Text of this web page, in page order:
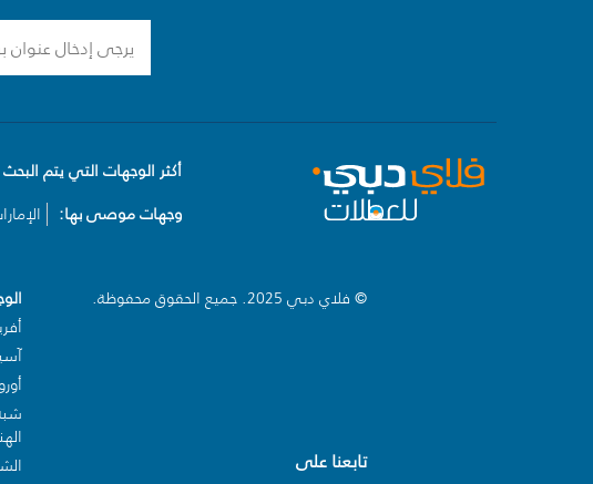
أكثر الوجهات التي يتم
وجهات موصى بها:
© فلاي دبي 2025. جميع الحقوق محفوظة.
تابعنا على